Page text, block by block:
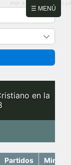
☰ MENÚ
PHP: 8.2.31 | MySQL: 8.0.43
en la
Partidos